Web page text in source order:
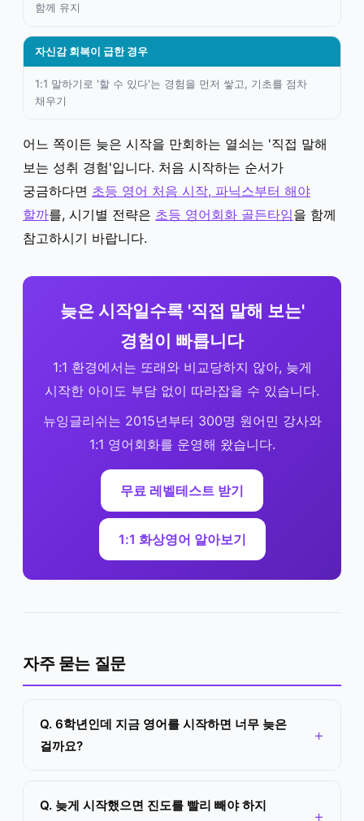
함께 유지
자신감 회복이 급한 경우
1:1 말하기로 '할 수 있다'는 경험을 먼저 쌓고, 기초를 점차
채우기
어느 쪽이든 늦은 시작을 만회하는 열쇠는 '직접 말해
보는 성취 경험'입니다. 처음 시작하는 순서가
궁금하다면 초등 영어 처음 시작, 파닉스부터 해야
할까를, 시기별 전략은 초등 영어회화 골든타임을 함께
참고하시기 바랍니다.
늦은 시작일수록 '직접 말해 보는'
경험이 빠릅니다
1:1 환경에서는 또래와 비교당하지 않아, 늦게
시작한 아이도 부담 없이 따라잡을 수 있습니다.
뉴잉글리쉬는 2015년부터 300명 원어민 강사와
1:1 영어회화를 운영해 왔습니다.
무료 레벨테스트 받기
1:1 화상영어 알아보기
자주 묻는 질문
Q. 6학년인데 지금 영어를 시작하면 너무 늦은
걸까요?
Q. 늦게 시작했으면 진도를 빨리 빼야 하지